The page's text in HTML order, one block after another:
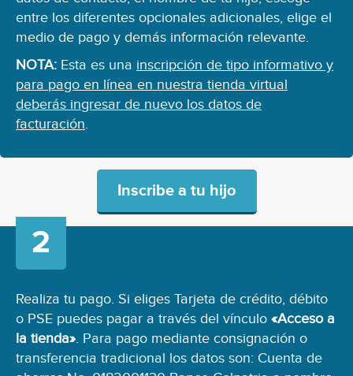
entre los diferentes opcionales adicionales, elige el
medio de pago y demás información relevante.
NOTA: Esta es una inscripción de tipo informativo y
para pago en línea en nuestra tienda virtual
deberás ingresar de nuevo los datos de
facturación.
Inscribe a tu hijo
Realiza tu pago. Si eliges Tarjeta de crédito, débito
o PSE puedes pagar a través del vínculo «Acceso a
la tienda». Para pago mediante consignación o
transferencia tradicional los datos son: Cuenta de